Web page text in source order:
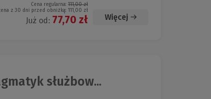
Cena regularna: 111,00 zł
z 30 dni przed obniżką: 111,00 zł
Już od: 77,70 zł Więcej
służbow...